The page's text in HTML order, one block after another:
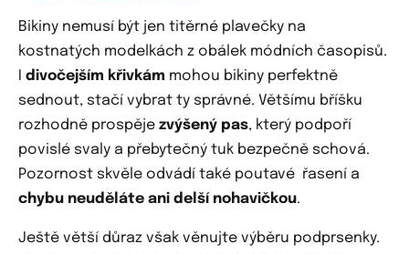
Bikiny nemusí být jen titěrné plavečky na
kostnatých modelkách z obálek módních časopisů.
divočejším křivkám mohou bikiny perfektně
sednout, stačí vybrat ty správné. Většímu bříšku
rozhodně prospěje zvýšený pas, který podpoří
povislé svaly a přebytečný tuk bezpečně schová.
Pozornost skvěle odvádí také poutavé řasení a
chybu neuděláte ani delší nohavičkou.
Ještě větší důraz však věnujte výběru podprsenky.